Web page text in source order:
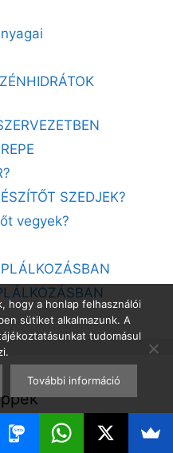
SZEDJEK?
vegyek?
TESTSÚLYHOZ
hogy a honlap felhasználói
sütiket alkalmazunk. A
tudomásul
További információ